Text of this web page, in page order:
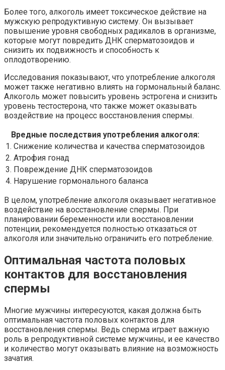
Более того, алкоголь имеет токсическое действие на
мужскую репродуктивную систему. Он вызывает
повышение уровня свободных радикалов в организме,
которые могут повредить ДНК сперматозоидов и
снизить их подвижность и способность к
оплодотворению.
Исследования показывают, что употребление алкоголя
может также негативно влиять на гормональный баланс.
Алкоголь может повысить уровень эстрогена и снизить
уровень тестостерона, что также может оказывать
воздействие на процесс восстановления спермы.
Вредные последствия употребления алкоголя:
1. Снижение количества и качества сперматозоидов
2. Атрофия гонад
3. Повреждение ДНК сперматозоидов
4. Нарушение гормонального баланса
В целом, употребление алкоголя оказывает негативное
воздействие на восстановление спермы. При
планировании беременности или восстановлении
потенции, рекомендуется полностью отказаться от
алкоголя или значительно ограничить его потребление.
Оптимальная частота половых
контактов для восстановления
спермы
Многие мужчины интересуются, какая должна быть
оптимальная частота половых контактов для
восстановления спермы. Ведь сперма играет важную
роль в репродуктивной системе мужчины, и ее качество
и количество могут оказывать влияние на возможность
зачатия.